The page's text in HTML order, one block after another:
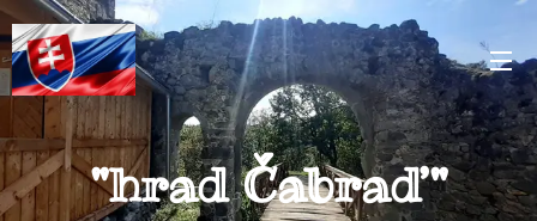
"hrad Čabraď"